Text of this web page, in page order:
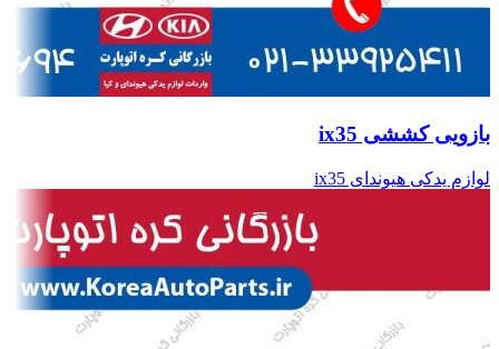
بازویی کششی ix35
لوازم یدکی هیوندای ix35